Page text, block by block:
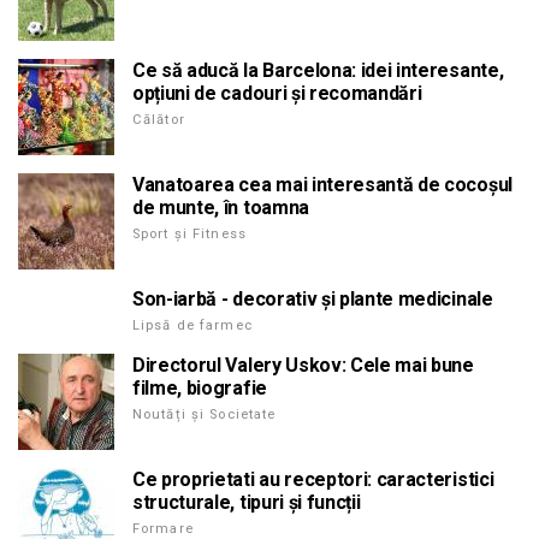
Ce să aducă la Barcelona: idei interesante,
opțiuni de cadouri și recomandări
Călător
Vanatoarea cea mai interesantă de cocoșul
de munte, în toamna
Sport și Fitness
Son-iarbă - decorativ și plante medicinale
Lipsă de farmec
Directorul Valery Uskov: Cele mai bune
filme, biografie
Noutăți și Societate
Ce proprietati au receptori: caracteristici
structurale, tipuri și funcții
Formare